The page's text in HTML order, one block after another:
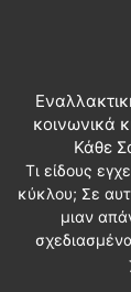
κοινωνικά
Κάθε
Τι είδους
κύκλου; Σε
μιαν